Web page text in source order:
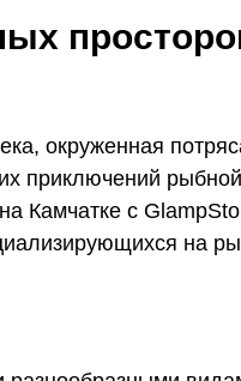
окруженная
приключений
Камчатке с
на